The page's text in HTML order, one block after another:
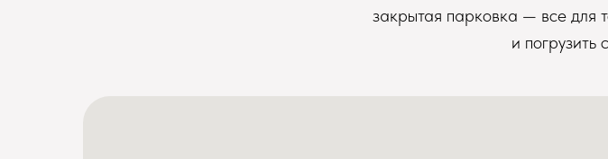
закрытая парковка — все для
и погрузить